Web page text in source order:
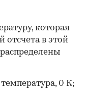
которая
отсчета в этой
0 К;